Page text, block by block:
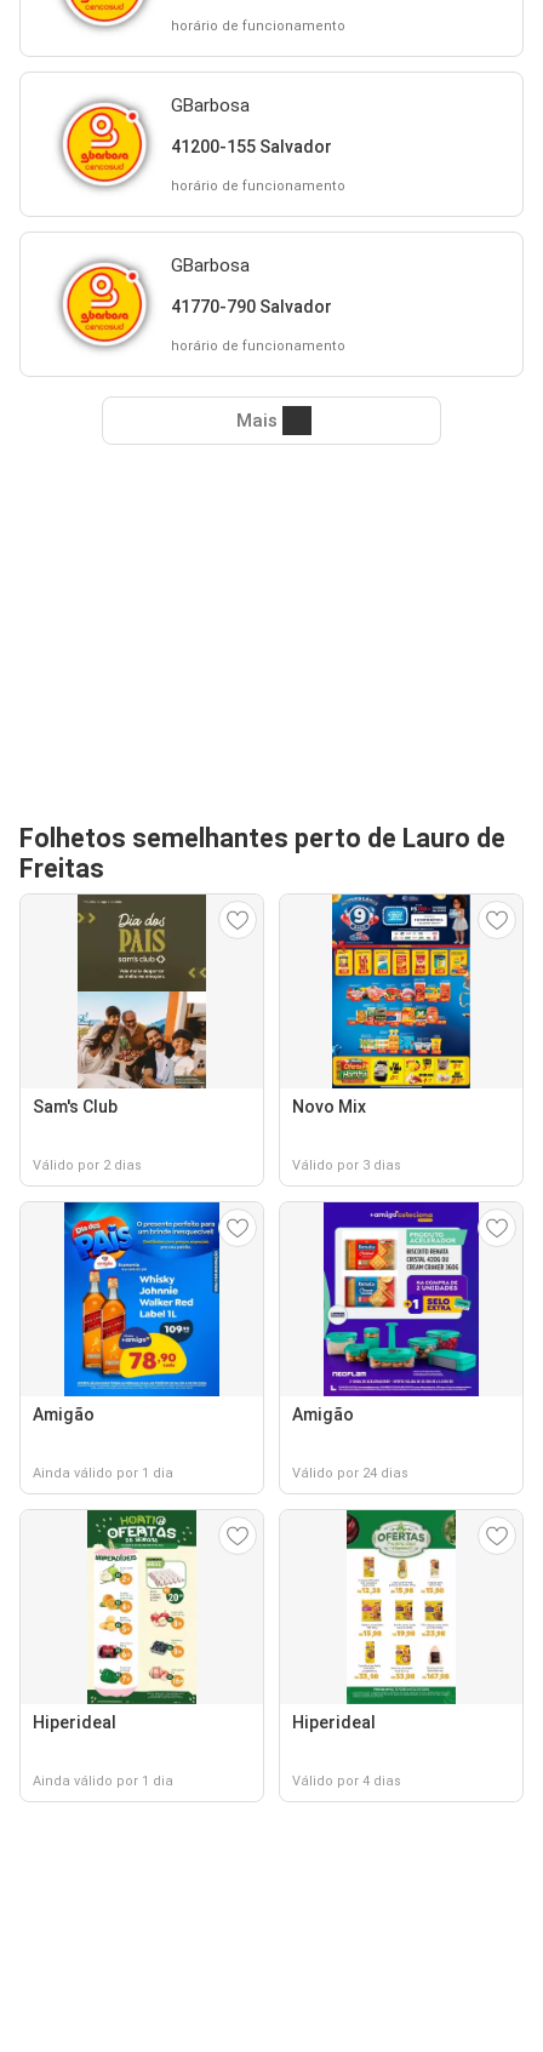
horário de funcionamento
GBarbosa
41200-155 Salvador
horário de funcionamento
GBarbosa
41770-790 Salvador
horário de funcionamento
Mais
Folhetos semelhantes perto de Lauro de
Freitas
Sam's Club
Válido por 2 dias
Novo Mix
Válido por 3 dias
Amigão
Ainda válido por 1 dia
Amigão
Válido por 24 dias
Hiperideal
Ainda válido por 1 dia
Hiperideal
Válido por 4 dias